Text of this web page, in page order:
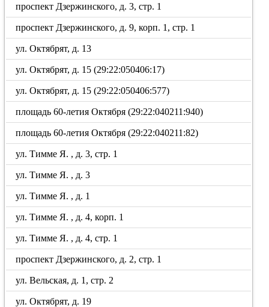
проспект Дзержинского, д. 3, стр. 1
проспект Дзержинского, д. 9, корп. 1, стр. 1
ул. Октябрят, д. 13
ул. Октябрят, д. 15 (29:22:050406:17)
ул. Октябрят, д. 15 (29:22:050406:577)
площадь 60-летия Октября (29:22:040211:940)
площадь 60-летия Октября (29:22:040211:82)
ул. Тимме Я. , д. 3, стр. 1
ул. Тимме Я. , д. 3
ул. Тимме Я. , д. 1
ул. Тимме Я. , д. 4, корп. 1
ул. Тимме Я. , д. 4, стр. 1
проспект Дзержинского, д. 2, стр. 1
ул. Вельская, д. 1, стр. 2
ул. Октябрят, д. 19